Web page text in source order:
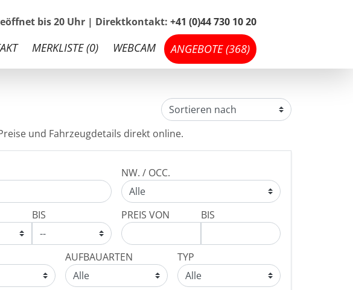
bis 20 Uhr | Direktkontakt: +41 (0)44 730 10 20
MERKLISTE (0) WEBCAM ANGEBOTE (368)
und Fahrzeugdetails direkt online.
NW. / OCC.
BIS PREIS VON BIS
AUFBAUARTEN TYP